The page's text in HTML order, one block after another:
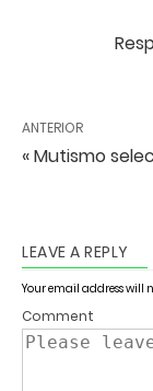
ANTERIOR
« Mutismo
LEAVE A REPLY
Your email address will
Comment